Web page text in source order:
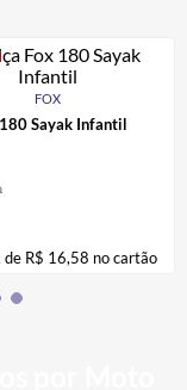
FOX
Sayak Infantil
de R$ 16,58 no cartão